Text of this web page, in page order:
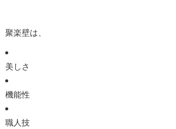
聚楽壁は、
美しさ
機能性
職人技